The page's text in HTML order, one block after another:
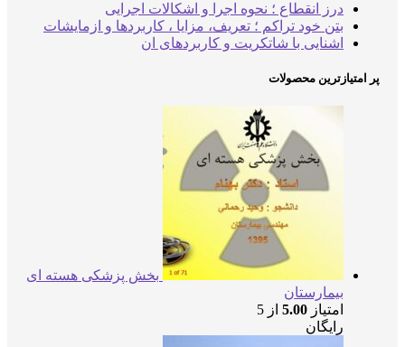
درز انقطاع ؛ نحوه اجرا و اشکالات اجرایی
بتن خود تراکم ؛ تعریف، مزایا ، کاربردها و ازمایشات
اشنایی با شاتکریت و کاربردهای ان
محصولات
بخش پزشکی هسته ای
بیمارستان
5.00از 5